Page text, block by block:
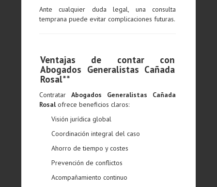
Ante cualquier duda legal, una consulta
temprana puede evitar complicaciones futuras.
Ventajas de contar con
Abogados Generalistas Cañada
Rosal**
ContratarAbogados Generalistas Cañada
Rosalofrece beneficios claros:
Visión jurídica global
Coordinación integral del caso
Ahorro de tiempo y costes
Prevención de conflictos
Acompañamiento continuo